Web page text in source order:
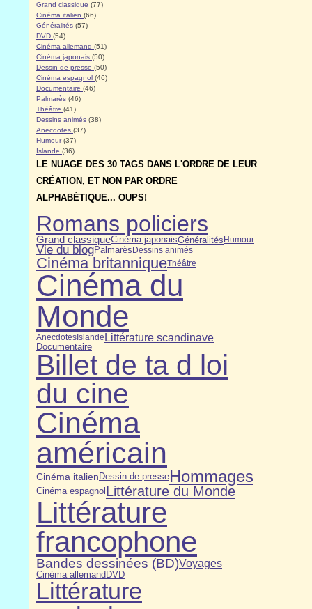
Grand classique (77)
Cinéma italien (66)
Généralités (57)
DVD (54)
Cinéma allemand (51)
Cinéma japonais (50)
Dessin de presse (50)
Cinéma espagnol (46)
Documentaire (46)
Palmarès (46)
Théâtre (41)
Dessins animés (38)
Anecdotes (37)
Humour(37)
Islande (36)
LE NUAGE DES 30 TAGS DANS L'ORDRE DE LEUR
CRÉATION, ET NON PAR ORDRE
ALPHABÉTIQUE... OUPS!
Romans policiers
Grand classiqueCinéma japonaisGénéralités Humour
Vie du blogPalmarès Dessins animés
Cinéma britanniqueThéâtre
Cinéma du
Monde
Anecdotes IslandeLittérature scandinave
Documentaire
Billet de ta d loi
du cine
Cinéma
américain
Cinéma italienDessin de presseHommages
Cinéma espagnol Littérature du Monde
Littérature
francophone
Bandes dessinées (BD)Voyages
Cinéma allemand DVD
Littérature